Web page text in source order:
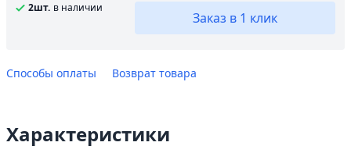
2шт. в наличии
Заказ в 1 клик
Способы оплаты Возврат товара
Характеристики